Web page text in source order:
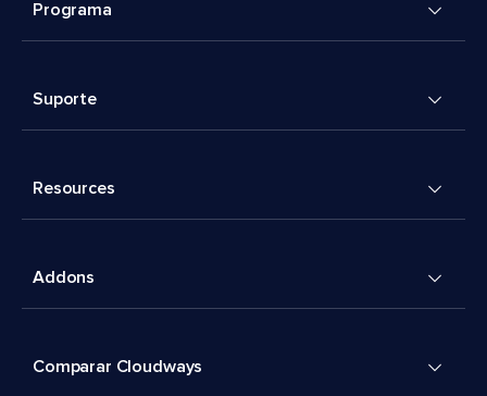
Programa
Suporte
Resources
Addons
Comparar Cloudways